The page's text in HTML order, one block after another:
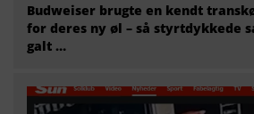
Budweiser brugte en kendt
for deres ny øl – så styrtdykkede
galt …